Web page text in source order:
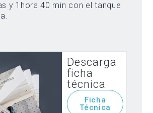
y 1hora 40 min con el tanque
Descarga
ficha
técnica
Ficha
Técnica